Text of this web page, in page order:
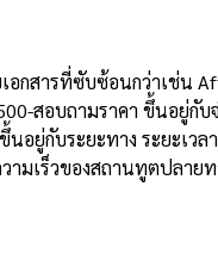
อกสารที่ซับซ้อนกว่าเช่น
สอบถามราคา ขึ้นอยู่กั
ยู่กับระยะทาง ระยะเวล
ามเร็วของสถานทูตปลา